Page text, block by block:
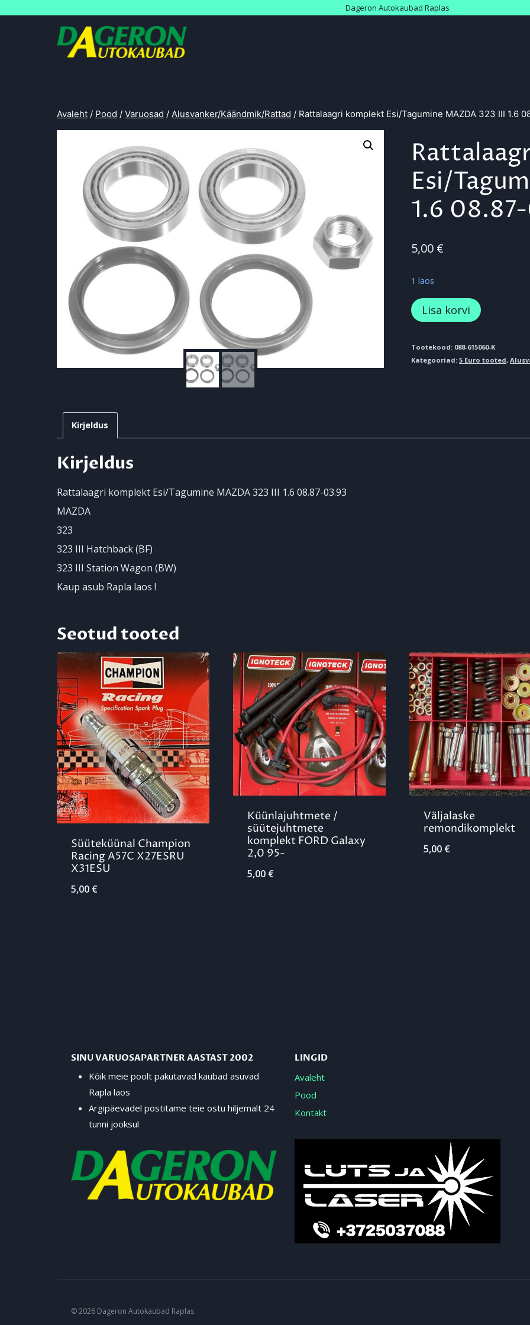
Dageron Autokaubad Raplas
Avaleht / Pood / Varuosad / Alusvanker/Käändmik/Rattad / Rattalaagri komplekt Esi/Tagumine MAZDA 323 III 1.6
Esi/
1.6
5,00 €
1 laos
Rattalaagri
komplekt
Esi/Tagumine
MAZDA
08.87-
Lisa korvi
Tootekood: 088-615060-K
Kategooriad:5 Euro tooted,
Kirjeldus
Kirjeldus
Rattalaagri komplekt Esi/Tagumine MAZDA 323 III 1.6 08.87-03.93
MAZDA
323
323 III Hatchback (BF)
323 III Station Wagon (BW)
Kaup asub Rapla laos !
Seotud tooted
Süüteküünal Champion
Racing A57C X27ESRU
X31ESU
5,00 €
Küünlajuhtmete /
süütejuhtmete
komplekt FORD Galaxy
2,0 95-
5,00 €
Väljalaske
remondikomplekt
5,00 €
SINU VARUOSAPARTNER AASTAST 2002
Kõik meie poolt pakutavad kaubad asuvad
Rapla laos
Argipäevadel postitame teie ostu hiljemalt 24
tunni jooksul
LINGID
Avaleht
Pood
Kontakt
© 2026 Dageron Autokaubad Raplas